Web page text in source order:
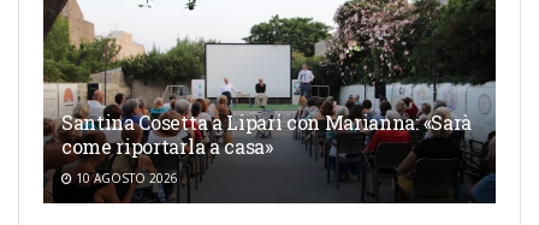
Santina Cosetta a Lipari con Marianna: «Sarà
come riportarla a casa»
10 AGOSTO 2026